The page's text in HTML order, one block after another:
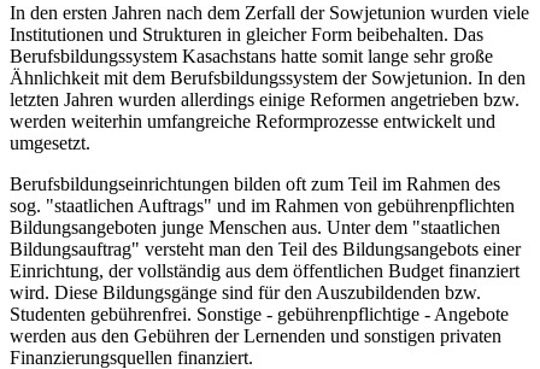
In den ersten Jahren nach dem Zerfall der Sowjetunion wurden viele
Institutionen und Strukturen in gleicher Form beibehalten. Das
Berufsbildungssystem Kasachstans hatte somit lange sehr große
Ähnlichkeit mit dem Berufsbildungssystem der Sowjetunion. In den
letzten Jahren wurden allerdings einige Reformen angetrieben bzw.
werden weiterhin umfangreiche Reformprozesse entwickelt und
umgesetzt.
Berufsbildungseinrichtungen bilden oft zum Teil im Rahmen des
sog. "staatlichen Auftrags" und im Rahmen von gebührenpflichten
Bildungsangeboten junge Menschen aus. Unter dem "staatlichen
Bildungsauftrag" versteht man den Teil des Bildungsangebots einer
Einrichtung, der vollständig aus dem öffentlichen Budget finanziert
wird. Diese Bildungsgänge sind für den Auszubildenden bzw.
Studenten gebührenfrei. Sonstige - gebührenpflichtige - Angebote
werden aus den Gebühren der Lernenden und sonstigen privaten
Finanzierungsquellen finanziert.